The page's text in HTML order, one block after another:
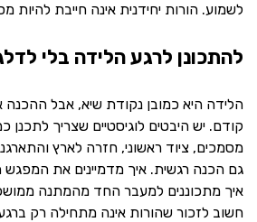
לשמוע. הורות יחידנית אינה חייבת להיות
להתכונן לרגע הלידה בלי
הלידה היא כמובן נקודת שיא, אבל
קודם. יש היבטים לוגיסטיים שצריך לתכנן
מסמכים, ציוד ראשוני, חזרה לארץ
גם הכנה רגשית. איך מדמיינים את המפגש
איך מתכוננים למעבר החד מהמתנה
חשוב לזכור שהורות אינה מתחילה רק